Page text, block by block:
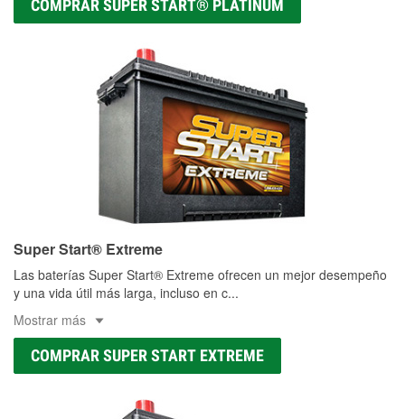
COMPRAR SUPER START® PLATINUM
Super Start® Extreme
Las baterías Super Start® Extreme ofrecen un mejor desempeño
y una vida útil más larga, incluso en c...
Mostrar más
COMPRAR SUPER START EXTREME